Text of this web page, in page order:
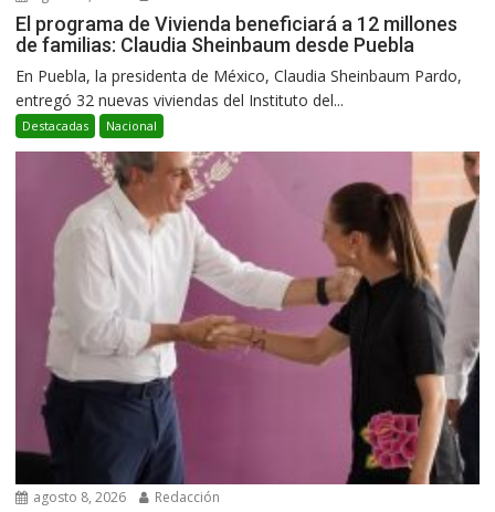
El programa de Vivienda beneficiará a 12 millones
de familias: Claudia Sheinbaum desde Puebla
En Puebla, la presidenta de México, Claudia Sheinbaum Pardo,
entregó 32 nuevas viviendas del Instituto del...
Destacadas Nacional
agosto 8, 2026 Redacción